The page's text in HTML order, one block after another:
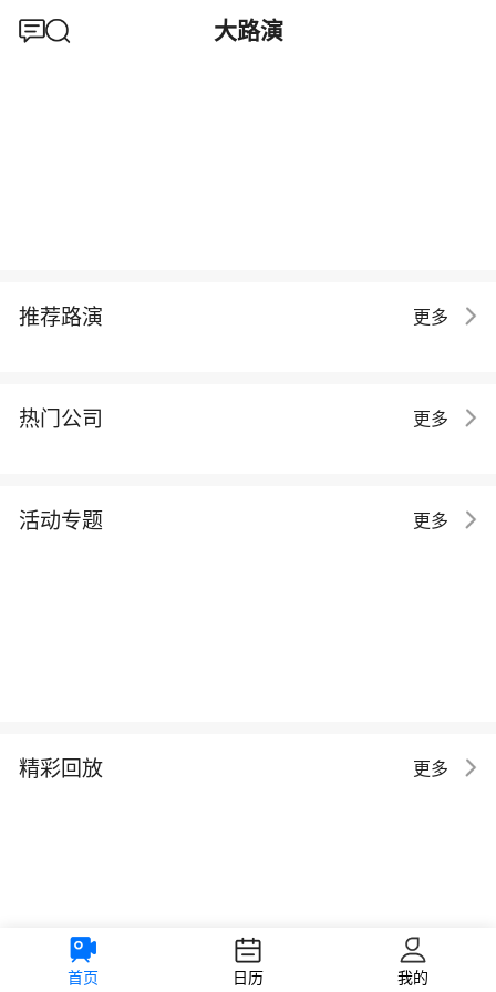
大路演
推荐路演 更多
热门公司 更多
活动专题 更多
精彩回放 更多
首页 日历 我的